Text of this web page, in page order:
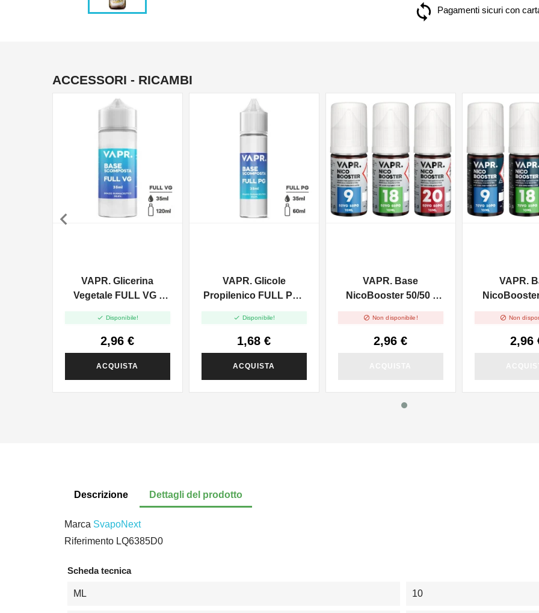
Pagamenti sicuri con
ACCESSORI - RICAMBI
VAPR. Glicerina
Vegetale FULL VG -
 Disponibile!
2,96 €
ACQUISTA
VAPR. Glicole
Propilenico FULL PG -
 Disponibile!
1,68 €
ACQUISTA
VAPR. Base
NicoBooster 50/50 -
 Non disponibile!
2,96 €
VAPR.
 Non
2,96

Descrizione Dettagli del prodotto
Marca SvapoNext
Riferimento LQ6385D0
Scheda tecnica
ML 10